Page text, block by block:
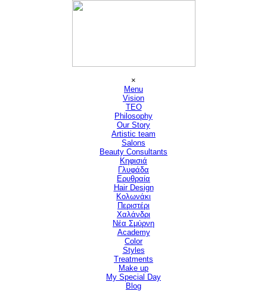
Μετάβαση στο περιεχόμενο
×
Menu
Vision
TEO
Philosophy
Our Story
Artistic team
Salons
Beauty Consultants
Κηφισιά
Γλυφάδα
Ερυθραία
Hair Design▼
Κολωνάκι
Περιστέρι
Χαλάνδρι
Νέα Σμύρνη
Academy
Color
Styles
Treatments
Make up
My Special Day
Blog